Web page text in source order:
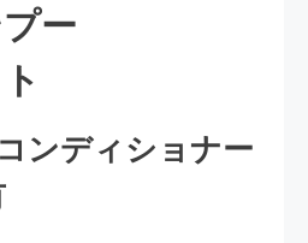
ー
ンディショナー